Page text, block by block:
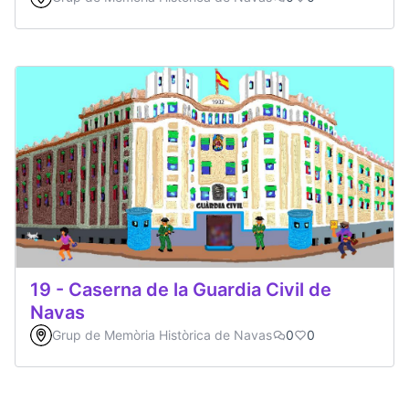
19 - Caserna de la Guardia Civil de
Navas
Grup de Memòria Històrica de Navas 0 0